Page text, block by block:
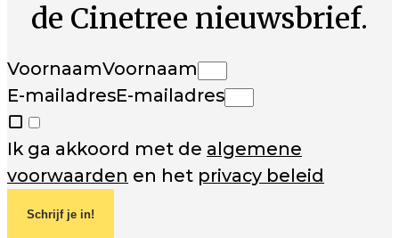
de Cinetree nieuwsbrief.
VoornaamVoornaam
E-mailadresE-mailadres
Ik ga akkoord met de algemene
voorwaarden en het privacy beleid
Schrijf je in!